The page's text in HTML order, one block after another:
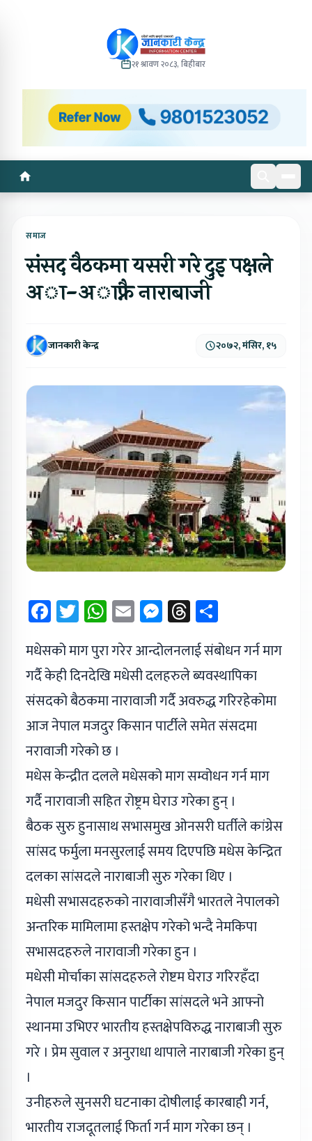
२१ श्रावण २०८३, बिहीबार
समाज
संसद वैठकमा यसरी गरे दुइ पक्षले
अा-अाफ्नै नाराबाजी
जानकारी केन्द्र २०७२, मंसिर, १५
Facebook
Twitter
WhatsApp
EmailMessenger
Threads
मधेसको माग पुरा गरेर आन्दोलनलाई संबोधन गर्न माग
गर्दै केही दिनदेखि मधेसी दलहरुले ब्यवस्थापिका
संसदको बैठकमा नारावाजी गर्दै अवरुद्ध गरिरहेकोमा
आज नेपाल मजदुर किसान पार्टीले समेत संसदमा
नरावाजी गरेको छ ।
मधेस केन्द्रीत दलले मधेसको माग सम्वोधन गर्न माग
गर्दै नारावाजी सहित रोष्ट्रम घेराउ गरेका हुन् ।
बैठक सुरु हुनासाथ सभासमुख ओनसरी घर्तीले कांग्रेस
सांसद फर्मुला मनसुरलाई समय दिएपछि मधेस केन्द्रित
दलका सांसदले नाराबाजी सुरु गरेका थिए ।
मधेसी सभासदहरुको नारावाजीसँगै भारतले नेपालको
अन्तरिक मामिलामा हस्तक्षेप गरेको भन्दै नेमकिपा
सभासदहरुले नारावाजी गरेका हुन ।
मधेसी मोर्चाका सांसदहरुले रोष्टम घेराउ गरिरहँदा
नेपाल मजदुर किसान पार्टीका सांसदले भने आफ्नो
स्थानमा उभिएर भारतीय हस्तक्षेपविरुद्ध नाराबाजी सुरु
गरे । प्रेम सुवाल र अनुराधा थापाले नाराबाजी गरेका हुन्
।
उनीहरुले सुनसरी घटनाका दोषीलाई कारबाही गर्न,
भारतीय राजदूतलाई फिर्ता गर्न माग गरेका छन् ।